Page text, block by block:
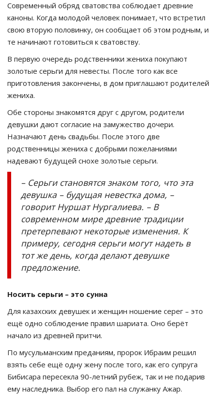
Современный обряд сватовства соблюдает древние
каноны. Когда молодой человек понимает, что встретил
свою вторую половинку, он сообщает об этом родным, и
те начинают готовиться к сватовству.
В первую очередь родственники жениха покупают
золотые серьги для невесты. После того как все
приготовления закончены, в дом приглашают родителей
жениха.
Обе стороны знакомятся друг с другом, родители
девушки дают согласие на замужество дочери.
Назначают день свадьбы. После этого две
родственницы жениха с добрыми пожеланиями
надевают будущей снохе золотые серьги.
– Серьги становятся знаком того, что эта
девушка – будущая невестка дома, –
говорит Нуршат Нургалиева. – В
современном мире древние традиции
претерпевают некоторые изменения. К
примеру, сегодня серьги могут надеть в
тот же день, когда делают девушке
предложение.
Носить серьги – это сунна
Для казахских девушек и женщин ношение серег – это
ещё одно соблюдение правил шариата. Оно берёт
начало из древней притчи.
По мусульманским преданиям, пророк Ибраим решил
взять себе ещё одну жену после того, как его супруга
Бибисара пересекла 90-летний рубеж, так и не подарив
ему наследника. Выбор его пал на служанку Ажар.